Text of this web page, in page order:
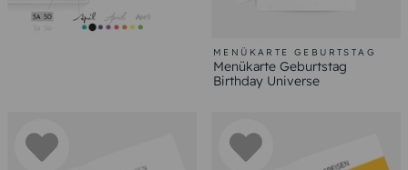
MENÜKARTE GEBURTSTAG
Menükarte Geburtstag
Birthday Universe